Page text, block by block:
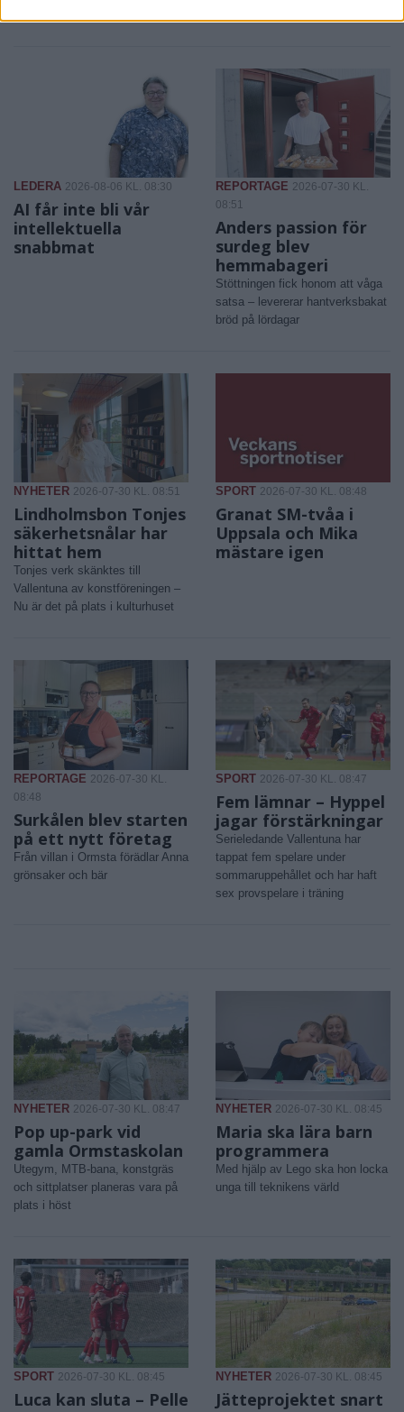
LEDERA 2026-08-06 KL. 08:30
AI får inte bli vår
intellektuella
snabbmat
REPORTAGE 2026-07-30 KL.
08:51
Anders passion för
surdeg blev
hemmabageri
Stöttningen fick honom att våga
satsa – levererar hantverksbakat
bröd på lördagar
NYHETER 2026-07-30 KL. 08:51
Lindholmsbon Tonjes
säkerhetsnålar har
hittat hem
Tonjes verk skänktes till
Vallentuna av konstföreningen –
Nu är det på plats i kulturhuset
SPORT 2026-07-30 KL. 08:48
Granat SM-tvåa i
Uppsala och Mika
mästare igen
REPORTAGE 2026-07-30 KL.
08:48
Surkålen blev starten
på ett nytt företag
Från villan i Ormsta förädlar Anna
grönsaker och bär
SPORT 2026-07-30 KL. 08:47
Fem lämnar – Hyppel
jagar förstärkningar
Serieledande Vallentuna har
tappat fem spelare under
sommaruppehållet och har haft
sex provspelare i träning
NYHETER 2026-07-30 KL. 08:47
Pop up-park vid
gamla Ormstaskolan
Utegym, MTB-bana, konstgräs
och sittplatser planeras vara på
plats i höst
NYHETER 2026-07-30 KL. 08:45
Maria ska lära barn
programmera
Med hjälp av Lego ska hon locka
unga till teknikens värld
SPORT 2026-07-30 KL. 08:45
Luca kan sluta – Pelle
NYHETER 2026-07-30 KL. 08:45
Jätteprojektet snart